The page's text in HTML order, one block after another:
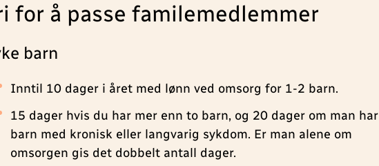
for å passe familemedlemmer
barn
Inntil 10 dager i året med lønn ved omsorg for 1-2 barn.
15 dager hvis du har mer enn to barn, og 20 dager om man har
barn med kronisk eller langvarig sykdom. Er man alene om
omsorgen gis det dobbelt antall dager.